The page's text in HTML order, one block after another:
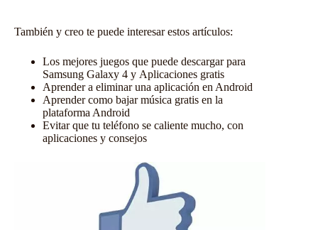
También y creo te puede interesar estos artículos:
Los mejores juegos que puede descargar para
Samsung Galaxy 4 y Aplicaciones gratis
Aprender a eliminar una aplicación en Android
Aprender como bajar música gratis en la
plataforma Android
Evitar que tu teléfono se caliente mucho, con
aplicaciones y consejos